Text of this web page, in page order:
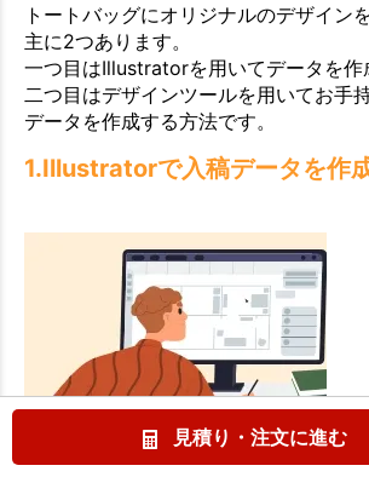
見積り・注文に進む
トートバッグにオリジナルのデザイン
主に2つあります。
一つ目はIllustratorを用いてデータを作
二つ目はデザインツールを用いてお手
データを作成する方法です。
1.Illustratorで入稿データを作